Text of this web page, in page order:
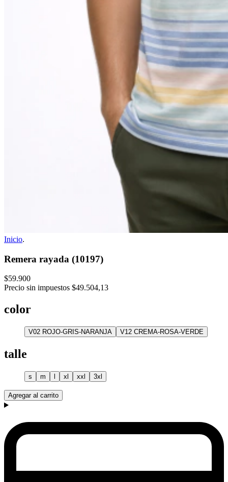
Inicio.
Remera rayada (10197)
$59.900
Precio sin impuestos $49.504,13
color
V02 ROJO-GRIS-NARANJA V12 CREMA-ROSA-VERDE
talle
s m xl xxl 3xl
Agregar al carrito